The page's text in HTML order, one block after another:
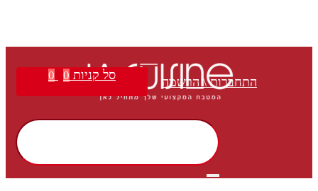
התחברות \ הרשמה סל קניות 0
0